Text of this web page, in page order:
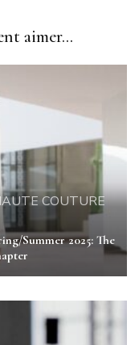
aimer...
COUTURE
Summer 2025: The